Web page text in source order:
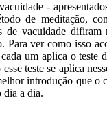
-
de meditação,
de vacuidade
Para ver como isso
um aplica o teste
teste se aplica
introdução que
dia a dia.